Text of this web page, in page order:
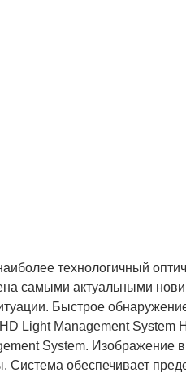
технологичный
самыми актуальными
Быстрое
Light Management System
System. Изображение в
Система обеспечивает